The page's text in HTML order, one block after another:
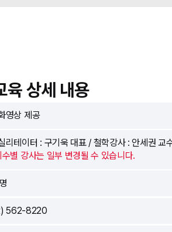
육 상세 내용
영상 제공
리테이터 : 구기욱 대표 / 철학강사 : 안세권 교
별 강사는 일부 변경될 수 있습니다.
562-8220